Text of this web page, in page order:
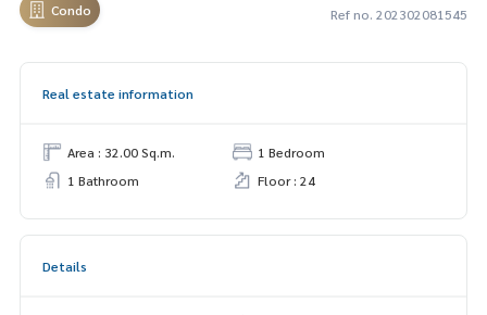
Condo Ref no. 202302081545
Real estate information
Area : 32.00 Sq.m.
1 Bedroom
1 Bathroom
Floor : 24
Details